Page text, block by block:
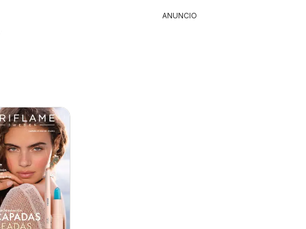
ANUNCIO